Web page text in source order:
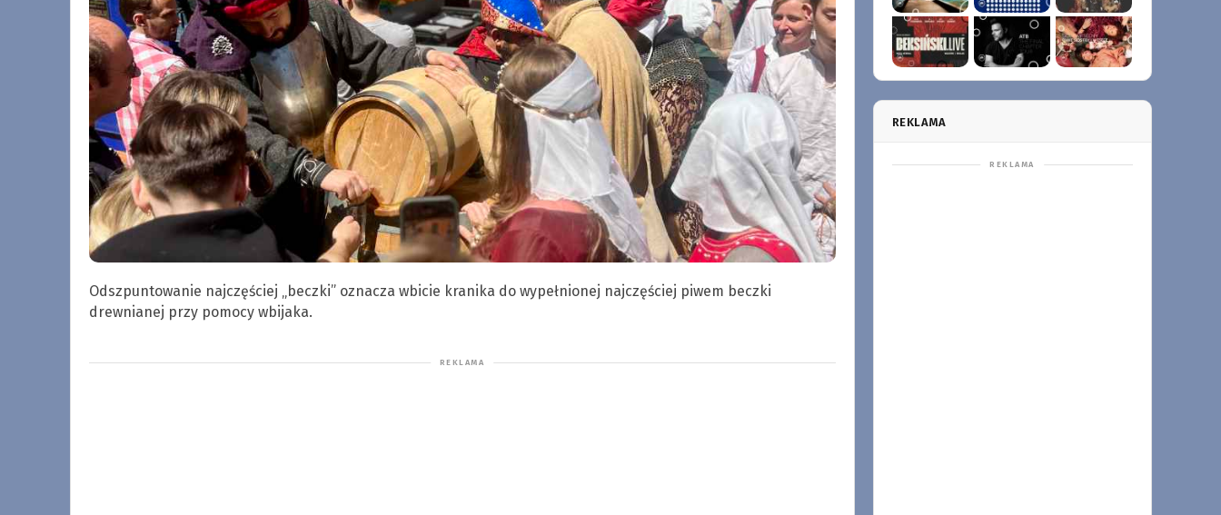
Odszpuntowanie najczęściej „beczki” oznacza wbicie kranika do wypełnionej najczęściej piwem beczki
drewnianej przy pomocy wbijaka.
REKLAMA